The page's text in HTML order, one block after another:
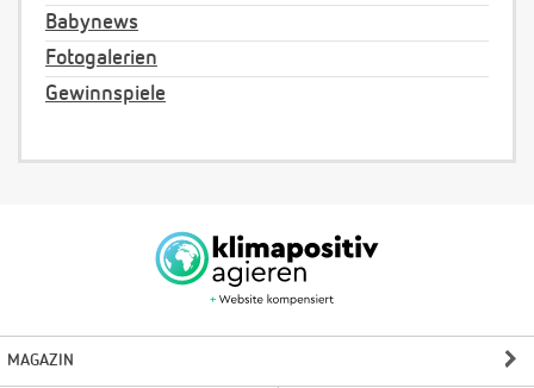
Babynews
Fotogalerien
Gewinnspiele
MAGAZIN